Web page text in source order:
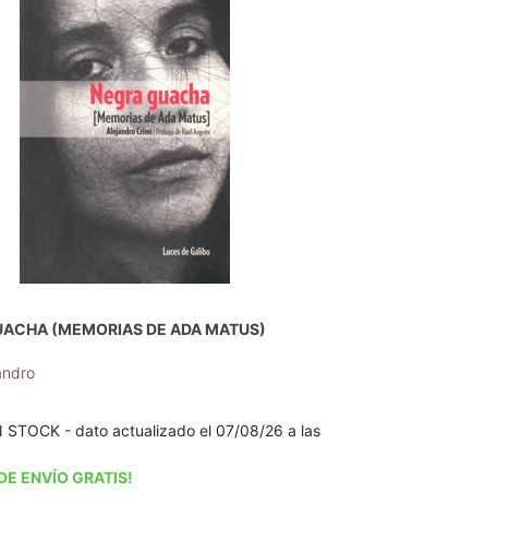
(MEMORIAS DE ADA MATUS)
STOCK - dato actualizado el 07/08/26 a las
ENVÍO GRATIS!